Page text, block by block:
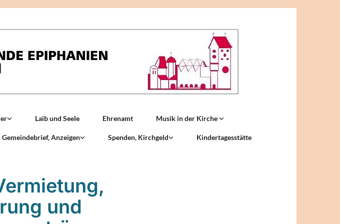
Laib und Seele Ehrenamt Musik in der Kirche
Gemeindebrief, Anzeigen Spenden, Kirchgeld Kindertagesstätte
und